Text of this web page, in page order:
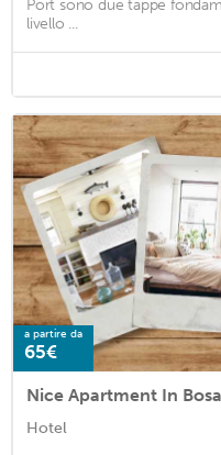
Port sono due tappe
livello ...
a partire da
65€
Hotel